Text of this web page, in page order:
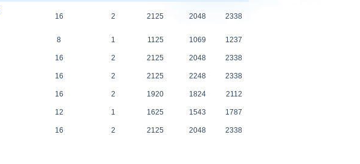
16 2 2125 2048 2338
8 1 1125 1069 1237
16 2 2125 2048 2338
16 2 2125 2248 2338
16 2 1920 1824 2112
12 1 1625 1543 1787
16 2 2125 2048 2338